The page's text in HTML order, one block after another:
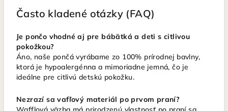
Často kladené otázky (FAQ)
Je pončo vhodné aj pre bábätká a deti s citlivou
pokožkou?
Áno, naše pončá vyrábame zo 100% prírodnej bavlny,
ktorá je hypoalergénna a mimoriadne jemná, čo je
ideálne pre citlivú detskú pokožku.
Nezrazí sa vafľový materiál po prvom praní?